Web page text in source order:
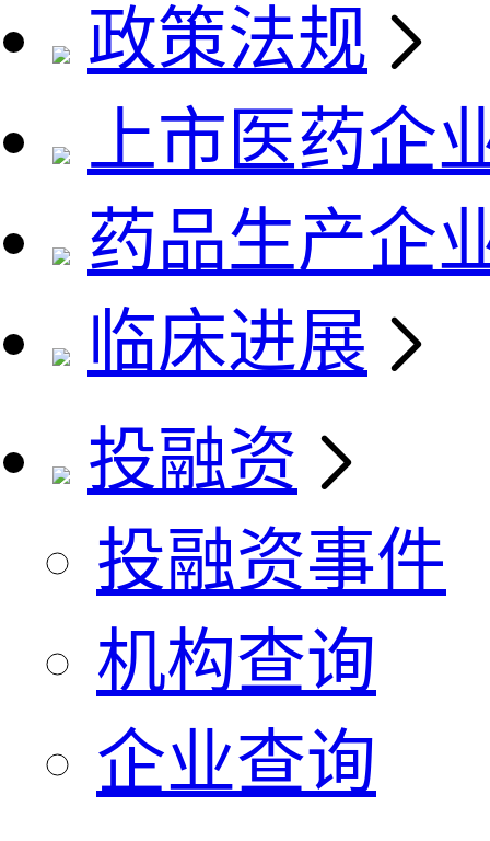
政策法规
上市医药企
药品生产企
临床进展
投融资
投融资事件
机构查询
企业查询